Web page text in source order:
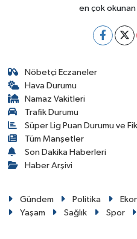
en çok
Nöbetçi Eczaneler
Hava Durumu
Namaz Vakitleri
Trafik Durumu
Süper Lig Puan Durumu ve
Tüm Manşetler
Son Dakika Haberleri
Haber Arşivi
Gündem Politika
Yaşam
Sağlık Spor